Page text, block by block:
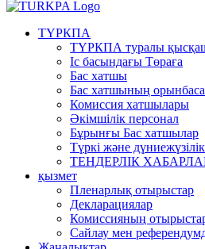
ТҮРКПА
ТҮРКПА туралы
Iс басындағы Төраға
Бас хатшы
Бас хатшының
Комиссия хатшылары
Әкімшілік персонал
Бұрынғы Бас хатшылар
Түркі және
ТЕНДЕРЛІК
қызмет
Пленарлық отырыстар
Декларациялар
Комиссияның
Сайлау мен